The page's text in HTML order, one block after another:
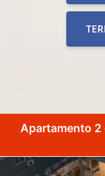
Apartamento 2